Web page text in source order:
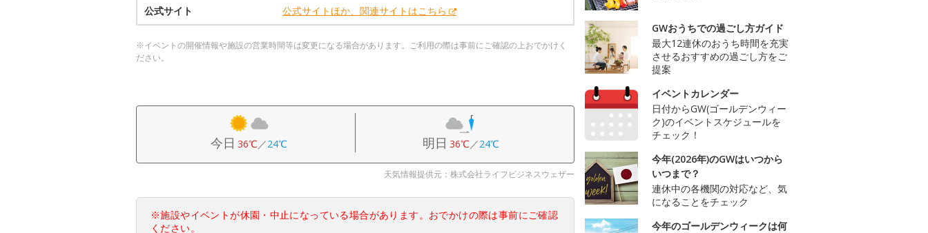
公式サイト 公式サイトほか、関連サイトはこちら
※イベントの開催情報や施設の営業時間等は変更になる場合があります。ご利用の際は事前にご確認の上おでかけく
ださい。
今日 36℃／24℃ 明日 36℃／24℃
天気情報提供元：株式会社ライフビジネスウェザー
※施設やイベントが休園・中止になっている場合があります。おでかけの際は事前にご確認
ください。
GWおうちでの過ごし方ガイド
最大12連休のおうち時間を充実
させるおすすめの過ごし方をご
提案
イベントカレンダー
日付からGW(ゴールデンウィー
ク)のイベントスケジュールを
チェック！
今年(2026年)のGWはいつから
いつまで？
連休中の各機関の対応など、気
になることをチェック
今年のゴールデンウィークは何